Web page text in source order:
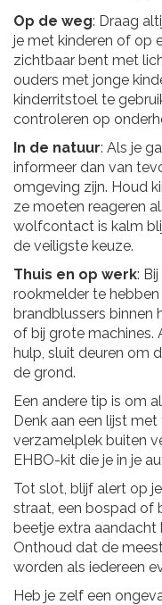
Op de weg: Draag
je met kinderen of op
zichtbaar bent met
ouders met jonge
kinderritstoel te
controleren op
In de natuur: Als je
informeer dan van
omgeving zijn. Houd
ze moeten reageren
wolfcontact is kalm
de veiligste keuze.
Thuis en op werk:
rookmelder te
brandblussers binnen
of bij grote machines.
hulp, sluit deuren om
de grond.
Een andere tip is om
Denk aan een lijst
verzamelplek buiten
EHBO-kit die je in je
Tot slot, blijf alert op
straat, een bospad of
beetje extra aandacht
Onthoud dat de
worden als iedereen
Heb je zelf een